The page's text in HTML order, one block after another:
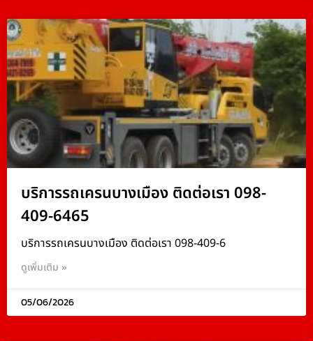
บริการรถเครนบางเมือง ติดต่อเรา 098-
409-6465
บริการรถเครนบางเมือง ติดต่อเรา 098-409-6
ดูเพิ่มเติม »
05/06/2026